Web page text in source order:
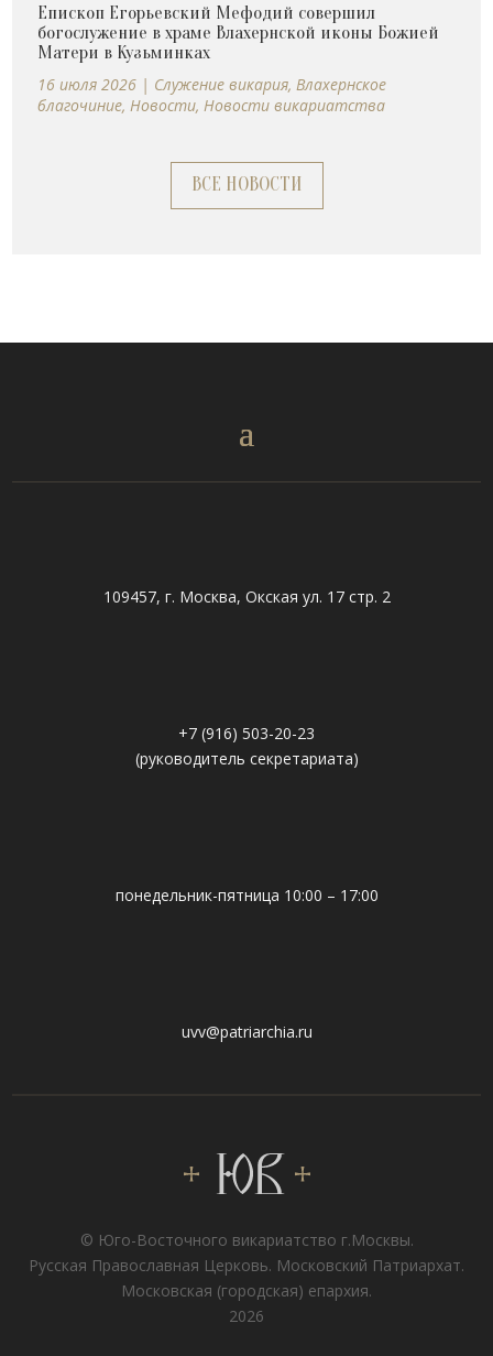
Епископ Егорьевский Мефодий совершил
богослужение в храме Влахернской иконы Божией
Матери в Кузьминках
16 июля 2026 | Cлужение викария, Влахернское
благочиние, Новости, Новости викариатства
ВСЕ НОВОСТИ
109457, г. Москва, Окская ул. 17 стр. 2
+7 (916) 503-20-23
(руководитель секретариата)
понедельник-пятница 10:00 – 17:00
uvv@patriarchia.ru
© Юго-Восточного викариатствo г.Москвы.
Русская Православная Церковь. Московский Патриархат.
Московская (городская) епархия.
2026